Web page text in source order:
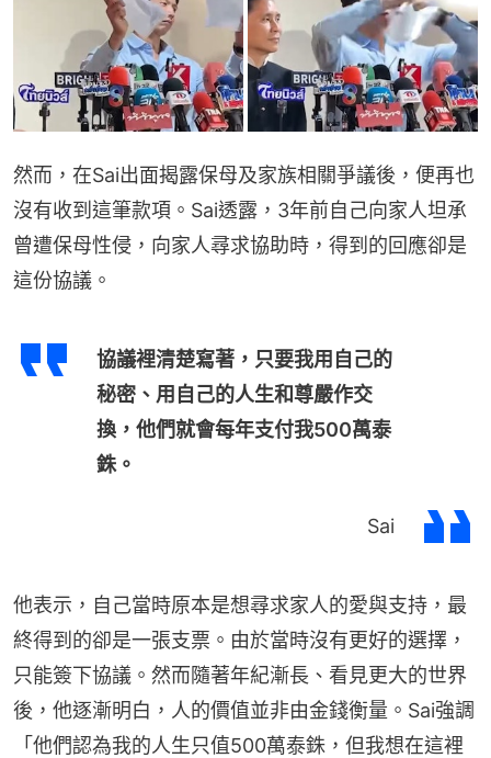
然而，在Sai出面揭露保母及家族相關爭議後，便再也
沒有收到這筆款項。Sai透露，3年前自己向家人坦承
曾遭保母性侵，向家人尋求協助時，得到的回應卻是
這份協議。
協議裡清楚寫著，只要我用自己的
秘密、用自己的人生和尊嚴作交
換，他們就會每年支付我500萬泰
銖。
Sai
他表示，自己當時原本是想尋求家人的愛與支持，最
終得到的卻是一張支票。由於當時沒有更好的選擇，
只能簽下協議。然而隨著年紀漸長、看見更大的世界
後，他逐漸明白，人的價值並非由金錢衡量。Sai強調
「他們認為我的人生只值500萬泰銖，但我想在這裡